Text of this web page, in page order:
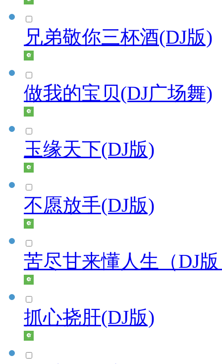
兄弟敬你三杯酒(DJ版)
做我的宝贝(DJ广场舞)
玉缘天下(DJ版)
不愿放手(DJ版)
苦尽甘来懂人生（DJ
抓心挠肝(DJ版)